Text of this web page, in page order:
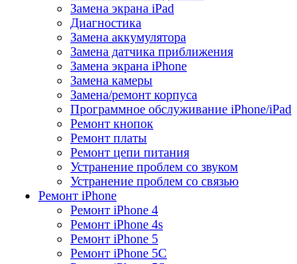
Замена экрана iPad
Диагностика
Замена аккумулятора
Замена датчика приближения
Замена экрана iPhone
Замена камеры
Замена/ремонт корпуса
Программное обслуживание iPhone/iPad
Ремонт кнопок
Ремонт платы
Ремонт цепи питания
Устранение проблем со звуком
Устранение проблем со связью
Ремонт iPhone
Ремонт iPhone 4
Ремонт iPhone 4s
Ремонт iPhone 5
Ремонт iPhone 5C